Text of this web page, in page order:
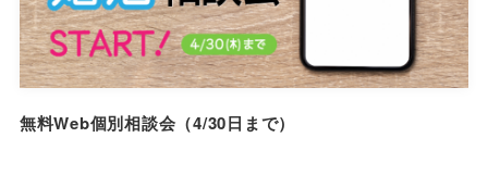
無料Web個別相談会（4/30日まで）